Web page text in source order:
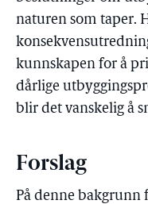
naturen som taper.
kunnskapen for å
dårlige
blir det vanskelig å
Forslag
På denne bakgrunn